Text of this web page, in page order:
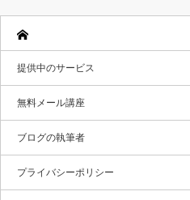
提供中のサービス
無料メール講座
ブログの執筆者
プライバシーポリシー